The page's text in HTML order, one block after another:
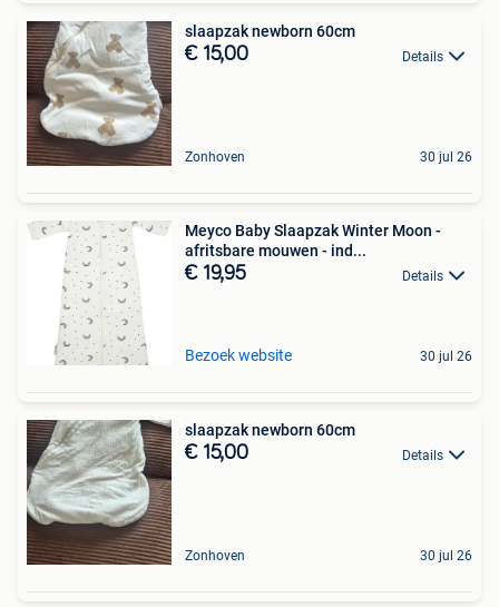
slaapzak newborn 60cm
€ 15,00 Details
Zonhoven 30 jul 26
Meyco Baby Slaapzak Winter Moon -
afritsbare mouwen - ind...
€ 19,95 Details
Bezoek website 30 jul 26
slaapzak newborn 60cm
€ 15,00 Details
Zonhoven 30 jul 26